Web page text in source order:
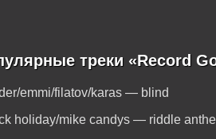
треки «Record
emmi/filatov/karas — blind
holiday/mike candys — riddle